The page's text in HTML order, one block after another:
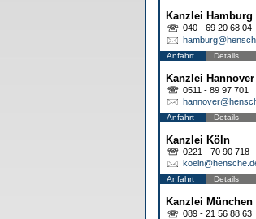
Kanzlei Hamburg
040 - 69 20 68 04
Anfahrt Details
Kanzlei Hannover
0511 - 89 97 701
Anfahrt Details
Kanzlei Köln
0221 - 70 90 718
Anfahrt Details
Kanzlei München
089 - 21 56 88 63